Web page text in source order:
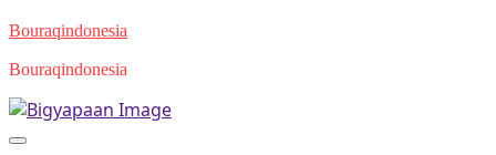
Skip
content
Bouraqindonesia
Bouraqindonesia